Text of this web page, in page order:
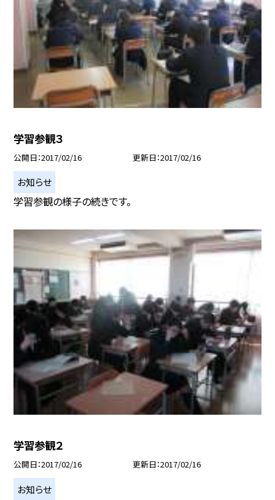
学習参観３
公開日 2017/02/16 更新日 2017/02/16
お知らせ
学習参観の様子の続きです。
学習参観２
公開日 2017/02/16 更新日 2017/02/16
お知らせ